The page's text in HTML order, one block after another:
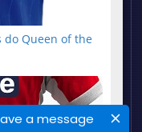
a message
do Queen of the